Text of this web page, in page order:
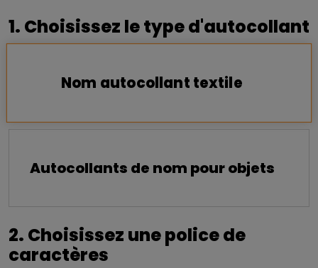
1. Choisissez le type d'autocollant
Nom autocollant textile
Autocollants de nom pour objets
2. Choisissez une police de
caractères